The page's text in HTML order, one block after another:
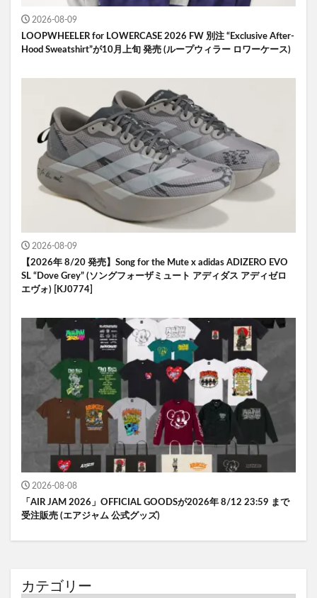
2026-08-09
LOOPWHEELER for LOWERCASE 2026 FW 別注 “Exclusive After-
Hood Sweatshirt”が10月上旬 発売 (ループウィラー ロワーケース)
2026-08-09
【2026年 8/20 発売】Song for the Mute x adidas ADIZERO EVO
SL “Dove Grey” (ソングフォーザミュート アディダス アディゼロ
エヴォ) [KJ0774]
2026-08-08
「AIR JAM 2026」OFFICIAL GOODSが2026年 8/12 23:59 まで
受注販売 (エアジャム 公式グッズ)
カテゴリー